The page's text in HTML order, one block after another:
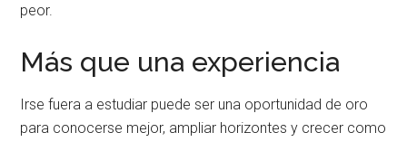
peor.
Más que una experiencia
Irse fuera a estudiar puede ser una oportunidad de oro
para conocerse mejor, ampliar horizontes y crecer como